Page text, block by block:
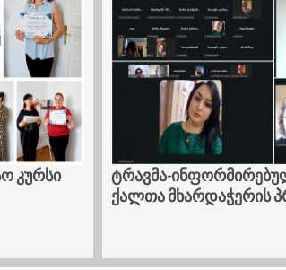
კოპიტნარში კერვის